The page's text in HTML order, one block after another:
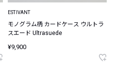
ESTIVANT
モノグラム柄 カードケース ウルトラ
スエード Ultrasuede
¥9,900